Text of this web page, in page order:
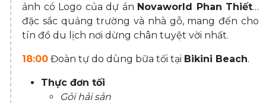
ảnh có Logo của dự án Novaworld Phan Thiết…
đặc sắc quảng trường và nhà gỗ, mang đến cho
tín đồ du lịch nơi dừng chân tuyệt vời nhất.
18:00 Đoàn tự do dùng bữa tối tại Bikini Beach.
Thực đơn tối
Gỏi hải sản